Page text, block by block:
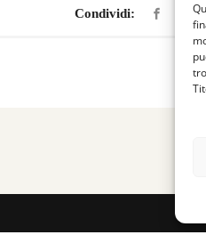
Condividi: